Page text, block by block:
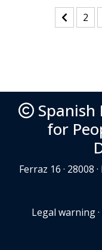
2
for
Ferraz 16 · 28008
Legal warning·